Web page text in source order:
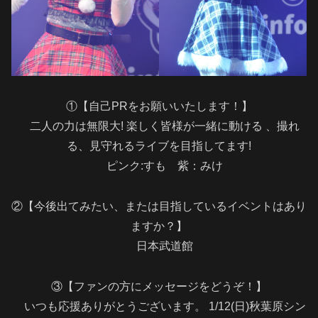
①【自己PRをお願いいたします！】
二人の力は無限大! 楽しく皆様が一緒に動ける 、撮れ
る、見守れるライブを目指してます!
ピンク:すも 紫：みけ
②【今後出てみたい、または目指しているイベントはあり
ますか？】
日本武道館
③【ファンの方にメッセージをどうぞ！】
いつも応援ありがとうございます。 1/12(日)秋葉原シン